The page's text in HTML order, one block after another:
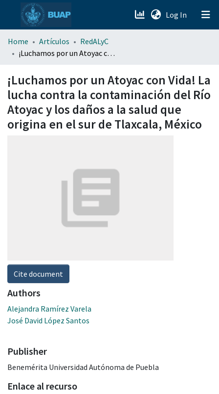
Log In (current)
menu.section.about_menu
Home Artículos
RedALyC
¡Luchamos por un Atoyac con Vida! La lucha contra la contaminación del Río Atoyac y los daños a la salud que origina en el sur de Tlaxcala, México
¡Luchamos por un Atoyac con Vida! La
lucha contra la contaminación del Río
Atoyac y los daños a la salud que
origina en el sur de Tlaxcala, México
Cite document
Authors
Alejandra Ramírez Varela
José David López Santos
Publisher
Benemérita Universidad Autónoma de Puebla
Enlace al recurso